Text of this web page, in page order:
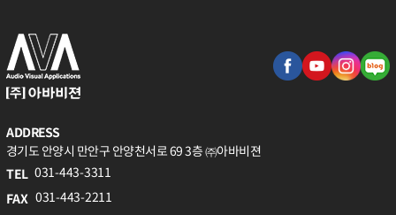
ADDRESS
경기도 안양시 만안구 안양천서로 69 3층 ㈜아바비젼
TEL 031-443-3311
FAX 031-443-2211